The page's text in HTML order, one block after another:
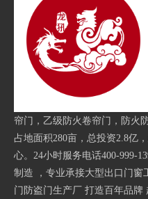
帘门，乙级防火卷帘门，防火
占地面积280亩，总投资2.8亿
心。24小时服务电话400-999-
制造 ，专业承接大型出口门窗
门防盗门生产厂 打造百年品牌